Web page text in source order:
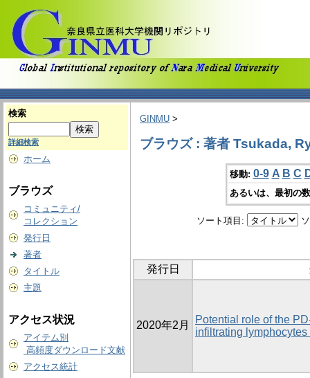
検索
詳細検索
ホーム
ブラウズ
コミュニティ/
コレクション
発行日
著者
タイトル
主題
アクセス状況
アイテム別
高頻度ダウンロード文献
アクセス統計
GINMU >
ブラウズ : 著者 Tsukada,
移動: 0-9 A B C
あるいは、最初の
ソート項目:
発行日
2020年2月
Potential role of the
infiltrating